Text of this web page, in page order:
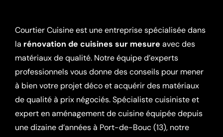
Courtier Cuisine est une entreprise spécialisée dans
la rénovation de cuisines sur mesure avec des
matériaux de qualité. Notre équipe d’experts
professionnels vous donne des conseils pour mener
à bien votre projet déco et acquérir des matériaux
de qualité à prix négociés. Spécialiste cuisiniste et
expert en aménagement de cuisine équipée depuis
une dizaine d’années à Port-de-Bouc (13), notre